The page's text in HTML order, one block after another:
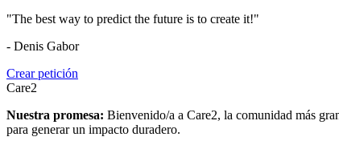
"The best way to predict the future is to create it!"
- Denis Gabor
Crear petición
Care2
Nuestra promesa: Bienvenido/a a Care2, la comunidad más
para generar un impacto duradero.